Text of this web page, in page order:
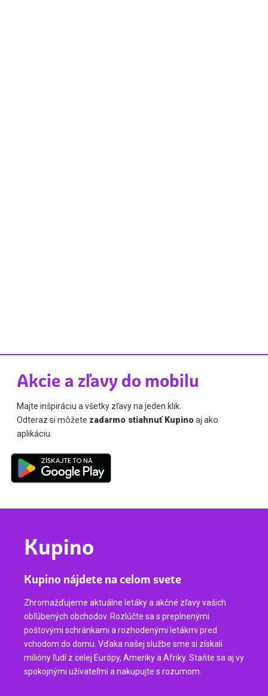
Akcie a zľavy do mobilu
Majte inšpiráciu a všetky zľavy na jeden klik.
Odteraz si môžete zadarmo stiahnuť Kupinoaj ako
aplikáciu.
Kupino
Kupino nájdete na celom svete
Zhromažďujeme aktuálne letáky a akčné zľavy vašich
obľúbených obchodov. Rozlúčte sa s preplnenými
poštovými schránkami a rozhodenými letákmi pred
vchodom do domu. Vďaka našej službe sme si získali
milióny ľudí z celej Európy, Ameriky a Afriky. Staňte sa aj vy
spokojnými užívateľmi a nakupujte s rozumom.